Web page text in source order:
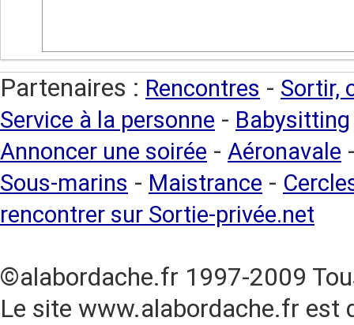
Partenaires : Rencontres - Sortir,
Service à la personne - Babysitting
Annoncer une soirée - Aéronavale
Sous-marins - Maistrance -
rencontrer sur Sortie-privée.net
©alabordache.fr 1997-2009
Le site www.alabordache.fr est